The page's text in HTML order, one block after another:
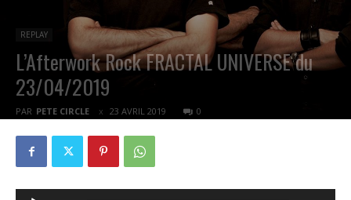
REPLAY
L’Afterwork Rock FRACTAL UNIVERSE du
23/04/2019
PAR PETE CIRCLE 23 AVRIL 2019 0